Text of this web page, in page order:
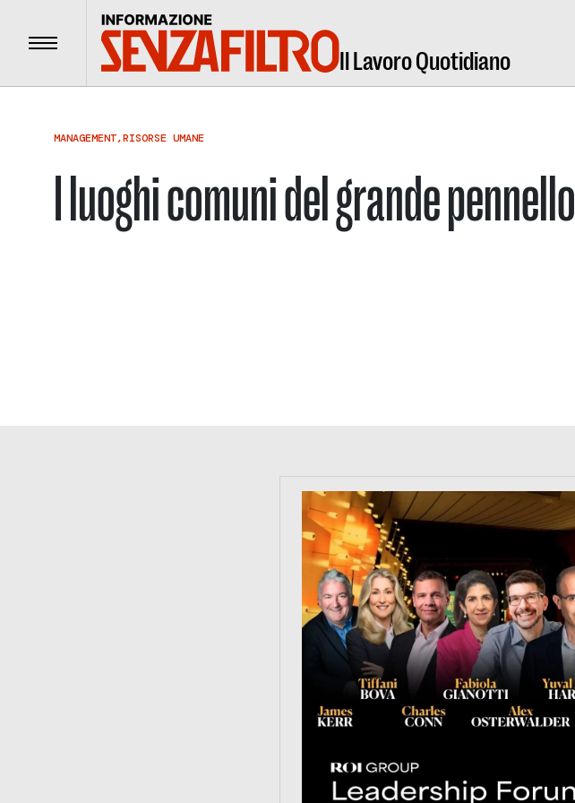
Menu Il Lavoro Quotidiano
MANAGEMENT,RISORSE UMANE
I luoghi comuni del grande pennello
https://tinyurl.com/363fvfm9